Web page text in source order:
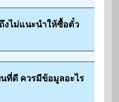
งไม่แนะนำให้ซื้อตั๋ว
ที่ดี ควรมีข้อมูลอะไร